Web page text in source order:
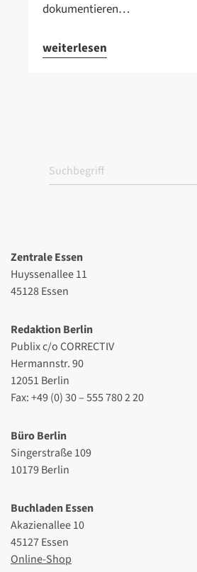
dokumentieren…
weiterlesen
Zentrale Essen
Huyssenallee 11
45128 Essen
Redaktion Berlin
Publix c/o CORRECTIV
Hermannstr. 90
12051 Berlin
Fax: +49 (0) 30 – 555 780 2 20
Büro Berlin
Singerstraße 109
10179 Berlin
Buchladen Essen
Akazienallee 10
45127 Essen
Online-Shop